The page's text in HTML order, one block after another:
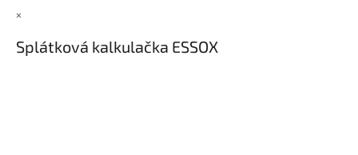
×
Splátková kalkulačka ESSOX